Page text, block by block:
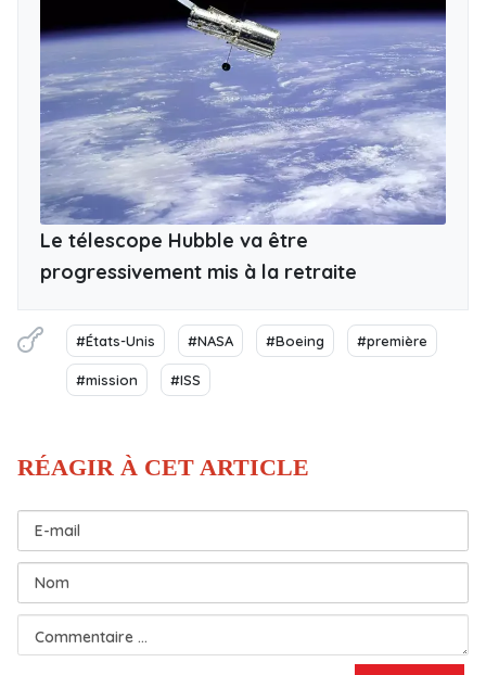
Le télescope Hubble va être
progressivement mis à la retraite
#États-Unis #NASA #Boeing #première
#mission #ISS